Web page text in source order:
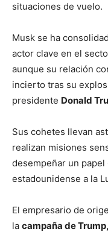
situaciones de vuelo.
Musk se ha
actor clave en el
aunque su relación
incierto tras su
presidente Donald
Sus cohetes llevan
realizan misiones
desempeñar un
estadounidense a la
El empresario de
la campaña de Trump,